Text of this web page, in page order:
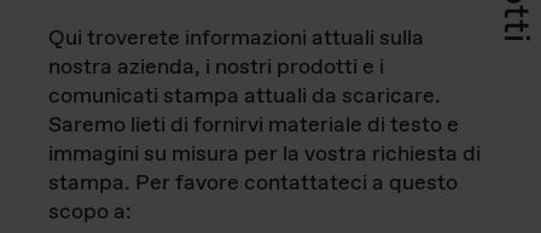
Qui troverete informazioni attuali sulla
nostra azienda, i nostri prodotti e i
comunicati stampa attuali da scaricare.
Saremo lieti di fornirvi materiale di testo e
immagini su misura per la vostra richiesta di
stampa. Per favore contattateci a questo
scopo a: